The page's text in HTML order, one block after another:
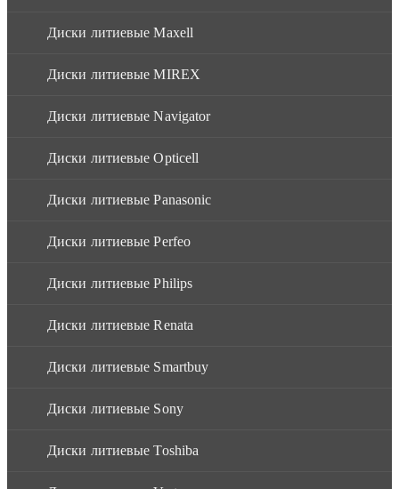
Диски литиевые Maxell
Диски литиевые MIREX
Диски литиевые Navigator
Диски литиевые Opticell
Диски литиевые Panasonic
Диски литиевые Perfeo
Диски литиевые Philips
Диски литиевые Renata
Диски литиевые Smartbuy
Диски литиевые Sony
Диски литиевые Toshiba